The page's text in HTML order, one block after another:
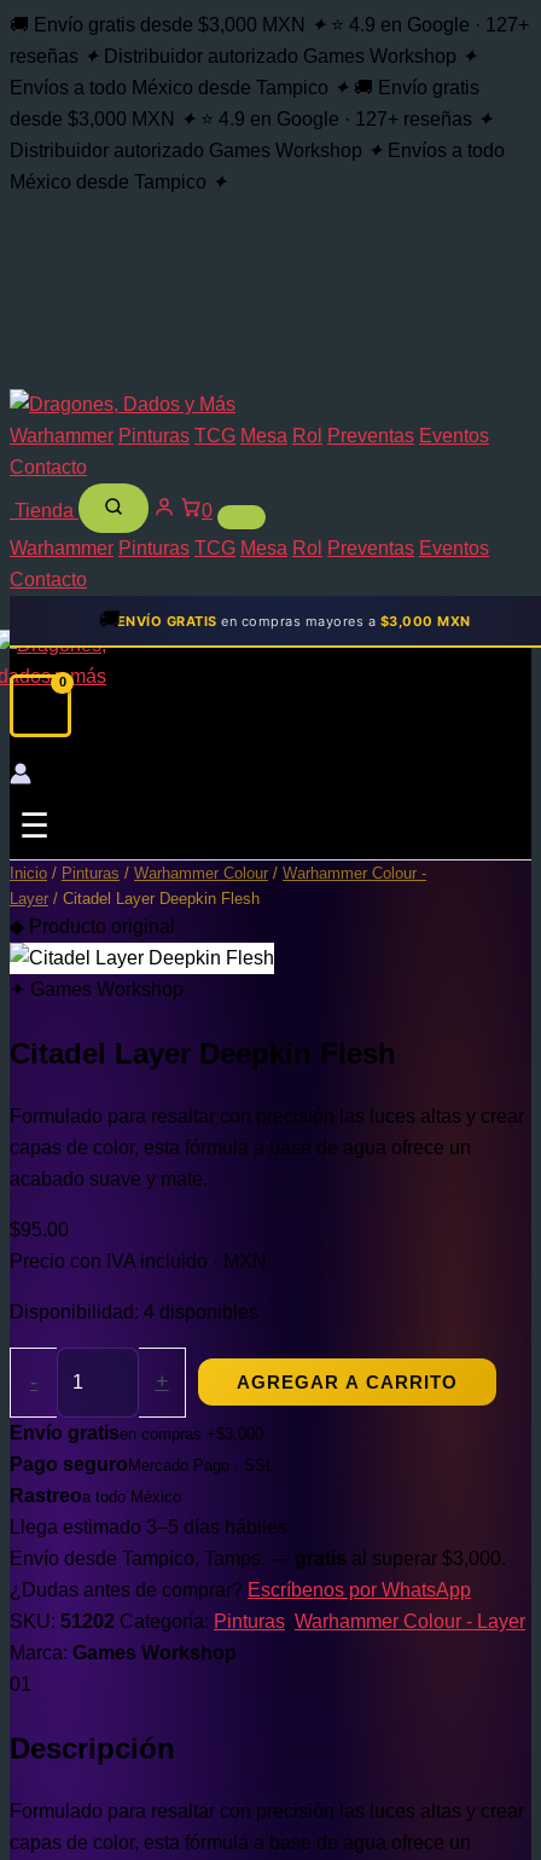
🚚 Envío gratis desde $3,000 MXN ✦ ⭐ 4.9 en Google · 127+
reseñas ✦ Distribuidor autorizado Games Workshop ✦
Envíos a todo México desde Tampico ✦ 🚚 Envío gratis
desde $3,000 MXN
✦ ⭐ 4.9 en Google · 127+ reseñas ✦
Distribuidor autorizado Games Workshop ✦ Envíos a todo
México desde Tampico ✦
Warhammer Pinturas TCG Mesa Rol Preventas Eventos
Contacto
Tienda
0
Warhammer Pinturas TCG Mesa Rol Preventas Eventos
Contacto
🚚ENVÍO GRATIS en compras mayores a $3,000 MXN
Ir
contenido
☰
Inicio / Pinturas / Warhammer Colour / Warhammer Colour -
Layer / Citadel Layer Deepkin Flesh
◆ Producto original
✦ Games Workshop
Citadel Layer Deepkin Flesh
Formulado para resaltar con precisión las luces altas y crear
capas de color, esta fórmula a base de agua ofrece un
acabado suave y mate.
$95.00
Precio con IVA incluido · MXN
Disponibilidad: 4 disponibles
-
Layer
Deepkin
Flesh
cantidad
+ AGREGAR A CARRITO
Envío gratisen compras +$3,000
Pago seguroMercado Pago · SSL
Rastreoa todo México
Llega estimado 3–5 días hábiles
Envío desde Tampico, Tamps. — gratis al superar $3,000.
¿Dudas antes de comprar? Escríbenos por WhatsApp
SKU: 51202 Categoría: Pinturas, Warhammer Colour - Layer
Marca: Games Workshop
01
Descripción
Formulado para resaltar con precisión las luces altas y crear
capas de color, esta fórmula a base de agua ofrece un